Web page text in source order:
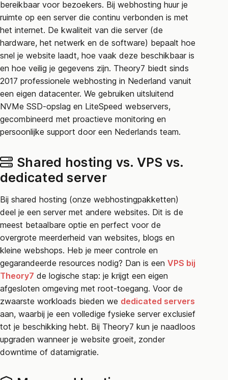
bereikbaar voor bezoekers. Bij webhosting huur je
ruimte op een server die continu verbonden is met
het internet. De kwaliteit van die server (de
hardware, het netwerk en de software) bepaalt hoe
snel je website laadt, hoe vaak deze beschikbaar is
en hoe veilig je gegevens zijn. Theory7 biedt sinds
2017 professionele webhosting in Nederland vanuit
een eigen datacenter. We gebruiken uitsluitend
NVMe SSD-opslag en LiteSpeed webservers,
gecombineerd met proactieve monitoring en
persoonlijke support door een Nederlands team.
Shared hosting vs. VPS vs.
dedicated server
Bij shared hosting (onze webhostingpakketten)
deel je een server met andere websites. Dit is de
meest betaalbare optie en perfect voor de
overgrote meerderheid van websites, blogs en
kleine webshops. Heb je meer controle en
gegarandeerde resources nodig? Dan is een VPS bij
Theory7 de logische stap: je krijgt een eigen
afgesloten omgeving met root-toegang. Voor de
zwaarste workloads bieden we dedicated servers
aan, waarbij je een volledige fysieke server exclusief
tot je beschikking hebt. Bij Theory7 kun je naadloos
upgraden wanneer je website groeit, zonder
downtime of datamigratie.